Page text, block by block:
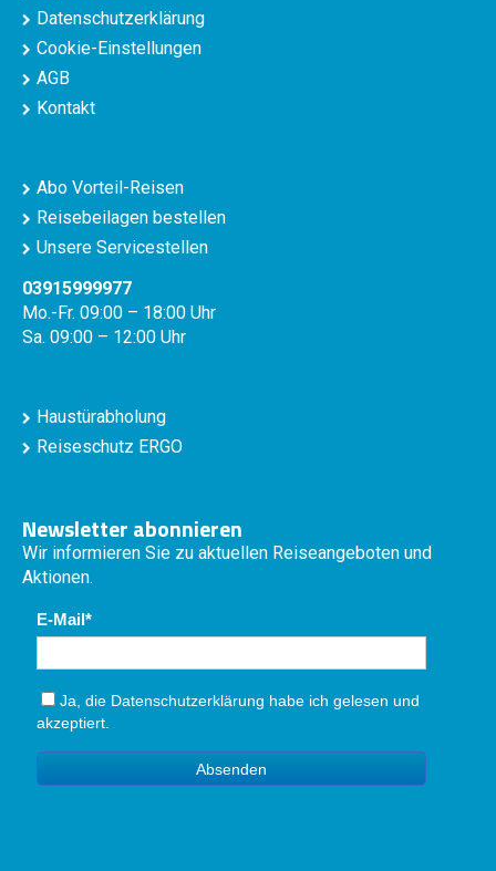
Datenschutzerklärung
Cookie-Einstellungen
AGB
Kontakt
Abo Vorteil-Reisen
Reisebeilagen bestellen
Unsere Servicestellen
03915999977
Mo.-Fr. 09:00 – 18:00 Uhr
Sa. 09:00 – 12:00 Uhr
Haustürabholung
Reiseschutz ERGO
Newsletter abonnieren
Wir informieren Sie zu aktuellen Reiseangeboten und
Aktionen.
E-Mail
Ja, die Datenschutzerklärung habe ich gelesen und
akzeptiert.
Absenden